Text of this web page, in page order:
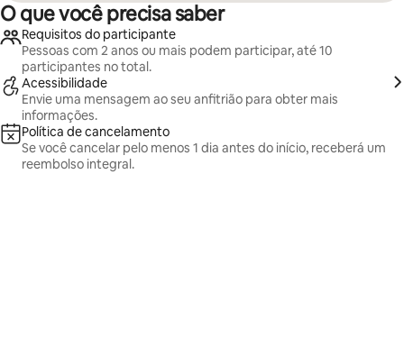
O que você precisa saber
Requisitos do participante
Pessoas com 2 anos ou mais podem participar, até 10
participantes no total.
Acessibilidade
Envie uma mensagem ao seu anfitrião para obter mais
informações.
Política de cancelamento
Se você cancelar pelo menos 1 dia antes do início, receberá um
reembolso integral.